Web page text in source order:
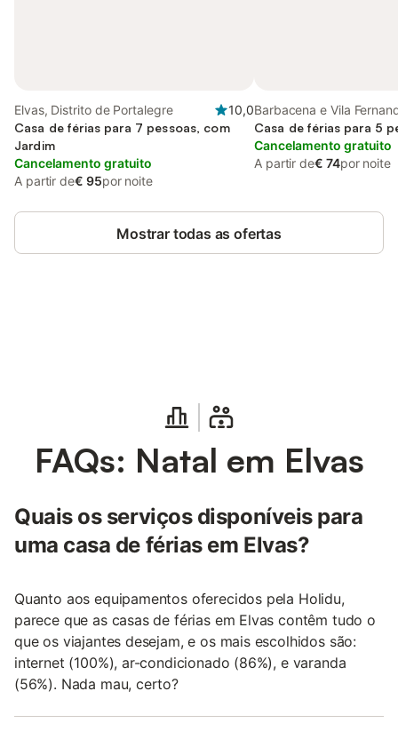
Elvas, Distrito de Portalegre
10,0
Casa de férias para 7 pessoas, com
Jardim
Cancelamento gratuito
A partir de€ 95por noite
Barbacena e Vila
de Portalegre
Casa de férias para 5
Cancelamento gratuito
A partir de€ 74por noite
Mostrar todas as ofertas
FAQs: Natal em Elvas
Quais os serviços disponíveis para
uma casa de férias em Elvas?
Quanto aos equipamentos oferecidos pela Holidu,
parece que as casas de férias em Elvas contêm tudo o
que os viajantes desejam, e os mais escolhidos são:
internet (100%), ar-condicionado (86%), e varanda
(56%). Nada mau, certo?